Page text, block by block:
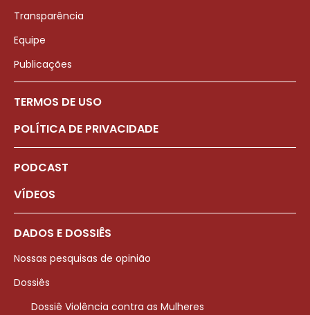
Transparência
Equipe
Publicações
TERMOS DE USO
POLÍTICA DE PRIVACIDADE
PODCAST
VÍDEOS
DADOS E DOSSIÊS
Nossas pesquisas de opinião
Dossiês
Dossiê Violência contra as Mulheres